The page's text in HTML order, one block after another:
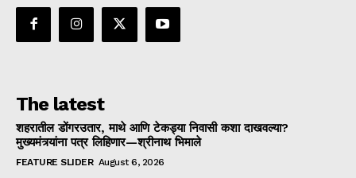
The latest
शहरातील डोंगरउतार, माथे आणि टेकड्या निवासी कशा दाखवल्या?
मुख्यमंत्र्यांना पत्र लिहिणार—श्रीनाथ भिमाले
FEATURE SLIDER August 6, 2026